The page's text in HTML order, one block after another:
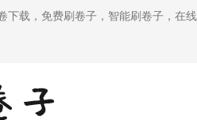
下载，免费刷卷子，智能刷卷子，在